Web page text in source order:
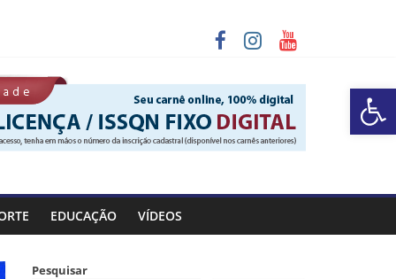
Barra de Ferramentas Aberta
entre os dias 6 e 8 de agosto
EDUCAÇÃO VÍDEOS
Pesquisar